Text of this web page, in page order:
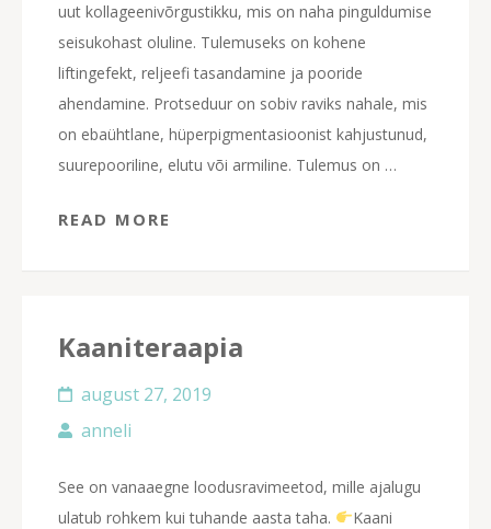
uut kollageenivõrgustikku, mis on naha pinguldumise
seisukohast oluline. Tulemuseks on kohene
liftingefekt, reljeefi tasandamine ja pooride
ahendamine. Protseduur on sobiv raviks nahale, mis
on ebaühtlane, hüperpigmentasioonist kahjustunud,
suurepooriline, elutu või armiline. Tulemus on …
READ MORE
Kaaniteraapia
august 27, 2019
anneli
See on vanaaegne loodusravimeetod, mille ajalugu
ulatub rohkem kui tuhande aasta taha.
Kaani